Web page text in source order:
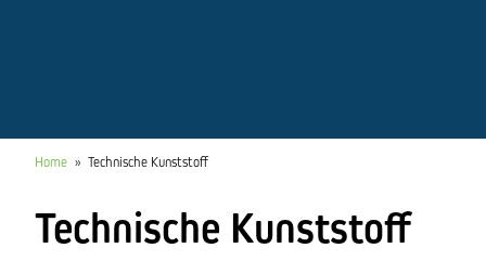
Home » Technische Kunststoff
Technische Kunststoff